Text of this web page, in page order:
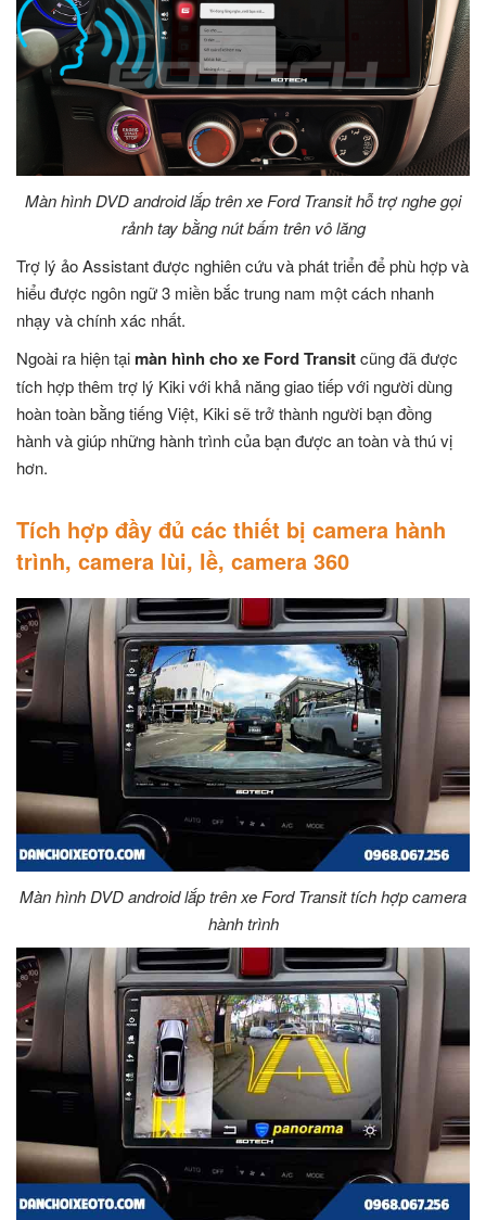
Màn hình DVD android lắp trên xe Ford Transit hỗ trợ nghe gọi
rảnh tay bằng nút bấm trên vô lăng
Trợ lý ảo Assistant được nghiên cứu và phát triển để phù hợp và
hiểu được ngôn ngữ 3 miền bắc trung nam một cách nhanh
nhạy và chính xác nhất.
Ngoài ra hiện tại màn hình cho xe Ford Transitcũng đã được
tích hợp thêm trợ lý Kiki với khả năng giao tiếp với người dùng
hoàn toàn bằng tiếng Việt, Kiki sẽ trở thành người bạn đồng
hành và giúp những hành trình của bạn được an toàn và thú vị
hơn.
Tích hợp đầy đủ các thiết bị camera hành
trình, camera lùi, lề, camera 360
Màn hình DVD android lắp trên xe Ford Transit tích hợp camera
hành trình